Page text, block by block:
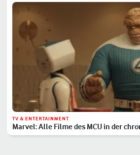
TV & ENTERTAINMENT
Marvel: Alle Filme des MCU in der
Reihenfolge